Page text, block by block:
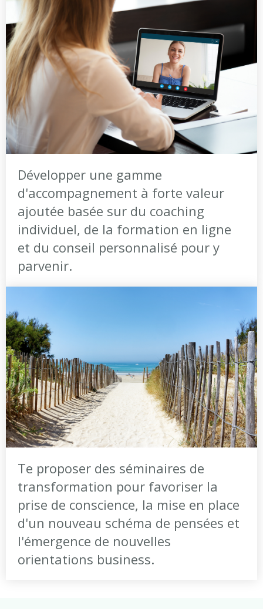
Développer une gamme
d'accompagnement à forte valeur
ajoutée basée sur du coaching
individuel, de la formation en ligne
et du conseil personnalisé pour y
parvenir.
Te proposer des séminaires de
transformation pour favoriser la
prise de conscience, la mise en place
d'un nouveau schéma de pensées et
l'émergence de nouvelles
orientations business.